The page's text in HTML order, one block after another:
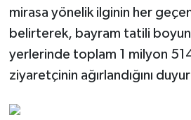
mirasa yönelik ilginin her geçen
belirterek, bayram tatili
yerlerinde toplam 1 milyon
ziyaretçinin ağırlandığını